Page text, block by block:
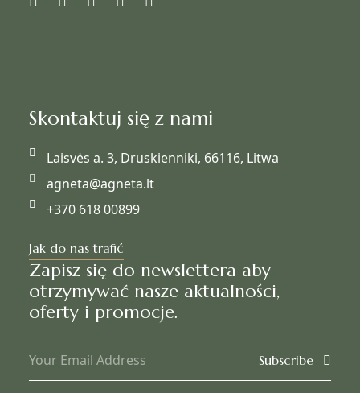
Skontaktuj się z nami
Laisvės a. 3, Druskienniki, 66116, Litwa
agneta@agneta.lt
+370 618 00899
Jak do nas trafić
Zapisz się do newslettera aby
otrzymywać nasze aktualności,
oferty i promocje.
Subscribe